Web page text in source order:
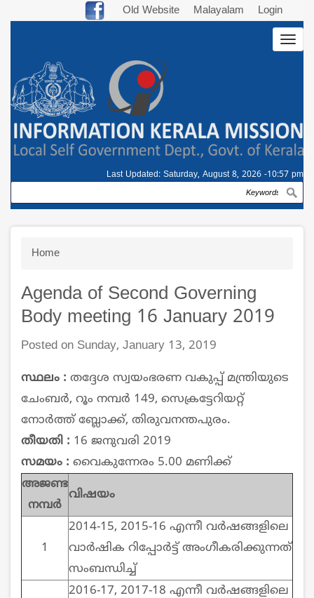
Old Website Malayalam Login
Last Updated: Saturday, August 8, 2026 -10:57 pm
Search
Breadcrumb
Home
Agenda of Second Governing
Body meeting 16 January 2019
Posted on Sunday, January 13, 2019
സ്ഥലം : തദ്ദേശ സ്വയംഭരണ വകുപ്പ് മന്ത്രിയുടെ
ചേംബര്‍, റൂം നമ്പര്‍ 149, സെക്രട്ടേറിയറ്റ്
നോര്‍ത്ത് ബ്ലോക്ക്, തിരുവനന്തപുരം.
തീയതി : 16 ജനുവരി 2019
സമയം : വൈകുന്നേരം 5.00 മണിക്ക്
അജണ്ട
നമ്പര്‍
വിഷയം
1
2014-15, 2015-16 എന്നീ വര്‍ഷങ്ങളിലെ
വാര്‍ഷിക റിപ്പോര്‍ട്ട് അംഗീകരിക്കുന്നത്
സംബന്ധിച്ച്
2016-17, 2017-18 എന്നീ വര്‍ഷങ്ങളിലെ